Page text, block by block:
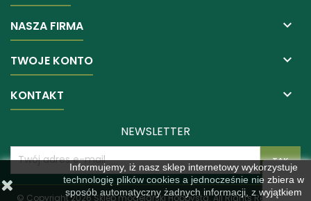
NASZA FIRMA 
TWOJE KONTO 
KONTAKT 
Informujemy, iż nasz sklep internetowy wykorzystuje
technologię plików cookies a jednocześnie nie zbiera w
sposób automatyczny żadnych informacji, z wyjątkiem
NEWSLETTER
© Copyright 2026 Sklep modelarski Hobbysta. All Rights Reserved.